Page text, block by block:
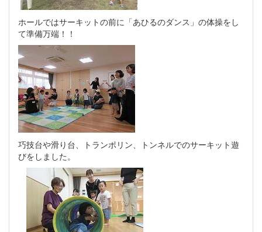
ホールではサーキットの前に「あひるのダンス」の体操をし
て準備万端！！
巧技台や滑り台、トランポリン、トンネルでのサーキット遊
びをしました。